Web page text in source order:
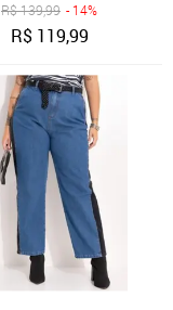
R$139,99 - 14%
R$ 119,99